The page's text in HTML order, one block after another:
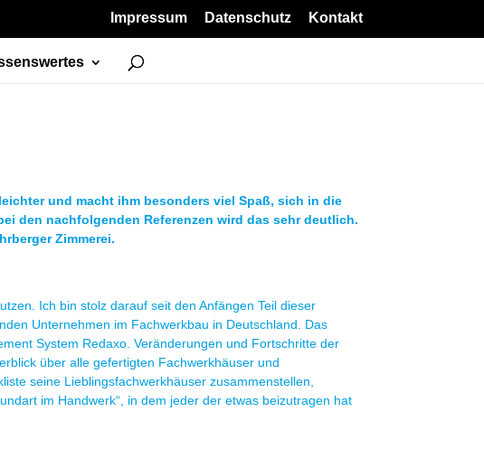
Impressum Datenschutz Kontakt
und macht ihm besonders viel Spaß, sich in die
den nachfolgenden Referenzen wird das sehr deutlich.
Zimmerei.
Ich bin stolz darauf seit den Anfängen Teil dieser
Unternehmen im Fachwerkbau in Deutschland. Das
System Redaxo. Veränderungen und Fortschritte der
über alle gefertigten Fachwerkhäuser und
seine Lieblingsfachwerkhäuser zusammenstellen,
im Handwerk“, in dem jeder der etwas beizutragen hat